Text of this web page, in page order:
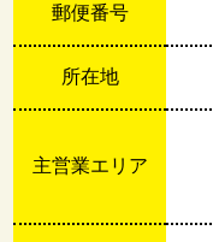
郵便番号
所在地
主営業エリア